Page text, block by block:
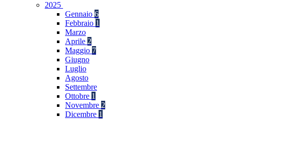
2025
Gennaio 6
Febbraio 1
Marzo
Aprile 2
Maggio 7
Giugno
Luglio
Agosto
Settembre
Ottobre 1
Novembre 2
Dicembre 1